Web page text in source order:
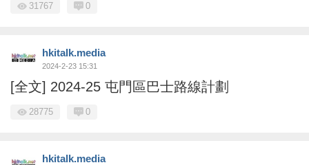
31767 0
hkitalk.media
2024-2-23 15:31
[全文] 2024-25 屯門區巴士路線計劃
28775 0
hkitalk.media